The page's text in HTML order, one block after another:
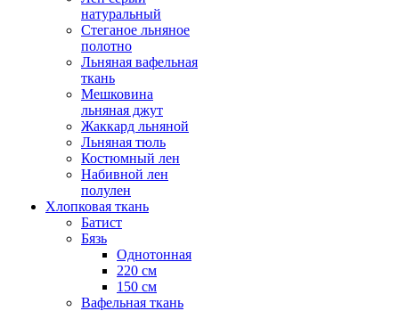
натуральный
Стеганое льняное
полотно
Льняная вафельная
ткань
Мешковина
льняная джут
Жаккард льняной
Льняная тюль
Костюмный лен
Набивной лен
полулен
Хлопковая ткань
Батист
Бязь
Однотонная
220 см
150 см
Вафельная ткань